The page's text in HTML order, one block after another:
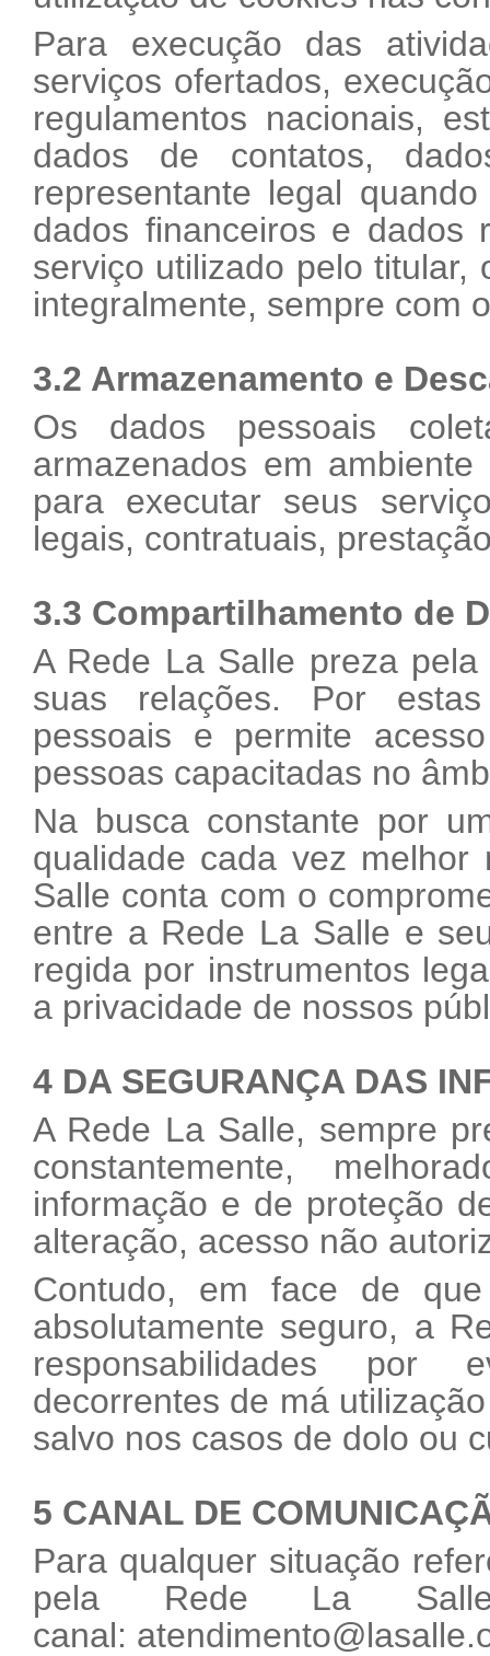
Para execução das
serviços ofertados,
regulamentos nacionais,
dados de contatos,
representante legal
dados financeiros e dados
serviço utilizado pelo
integralmente, sempre com
3.2 Armazenamento e
Os dados pessoais
armazenados em
para executar seus
legais, contratuais,
3.3 Compartilhamento de
A Rede La Salle preza
suas relações. Por
pessoais e permite
pessoas capacitadas no
Na busca constante por
qualidade cada vez
Salle conta com o
entre a Rede La Salle e
regida por instrumentos
a privacidade de nossos
4 DA SEGURANÇA DAS
A Rede La Salle, sempre
constantemente,
informação e de proteção
alteração, acesso não
Contudo, em face de
absolutamente seguro, a
responsabilidades por
decorrentes de má
salvo nos casos de dolo ou
5 CANAL DE
Para qualquer situação
pela Rede La
canal: